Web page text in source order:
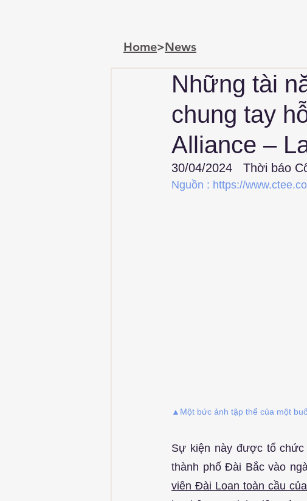
Home>News
Những tài
chung tay
Alliance –
30/04/2024   Thời báo
Nguồn : https://
▲Một bức ảnh tập thể của một
Sự kiện này được tổ chức
thành phố Đài Bắc vào
viên Đài Loan toàn cầu